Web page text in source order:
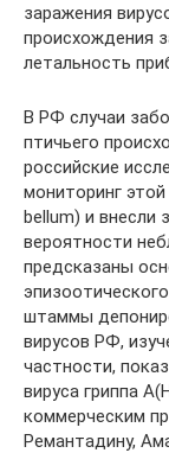
заражения
происхождения
летальность
В РФ случаи
птичьего
российские
мониторинг
bellum) и внесли
вероятности
предсказаны
штаммы
вирусов РФ,
частности,
вируса гриппа
коммерческим
Ремантадину,